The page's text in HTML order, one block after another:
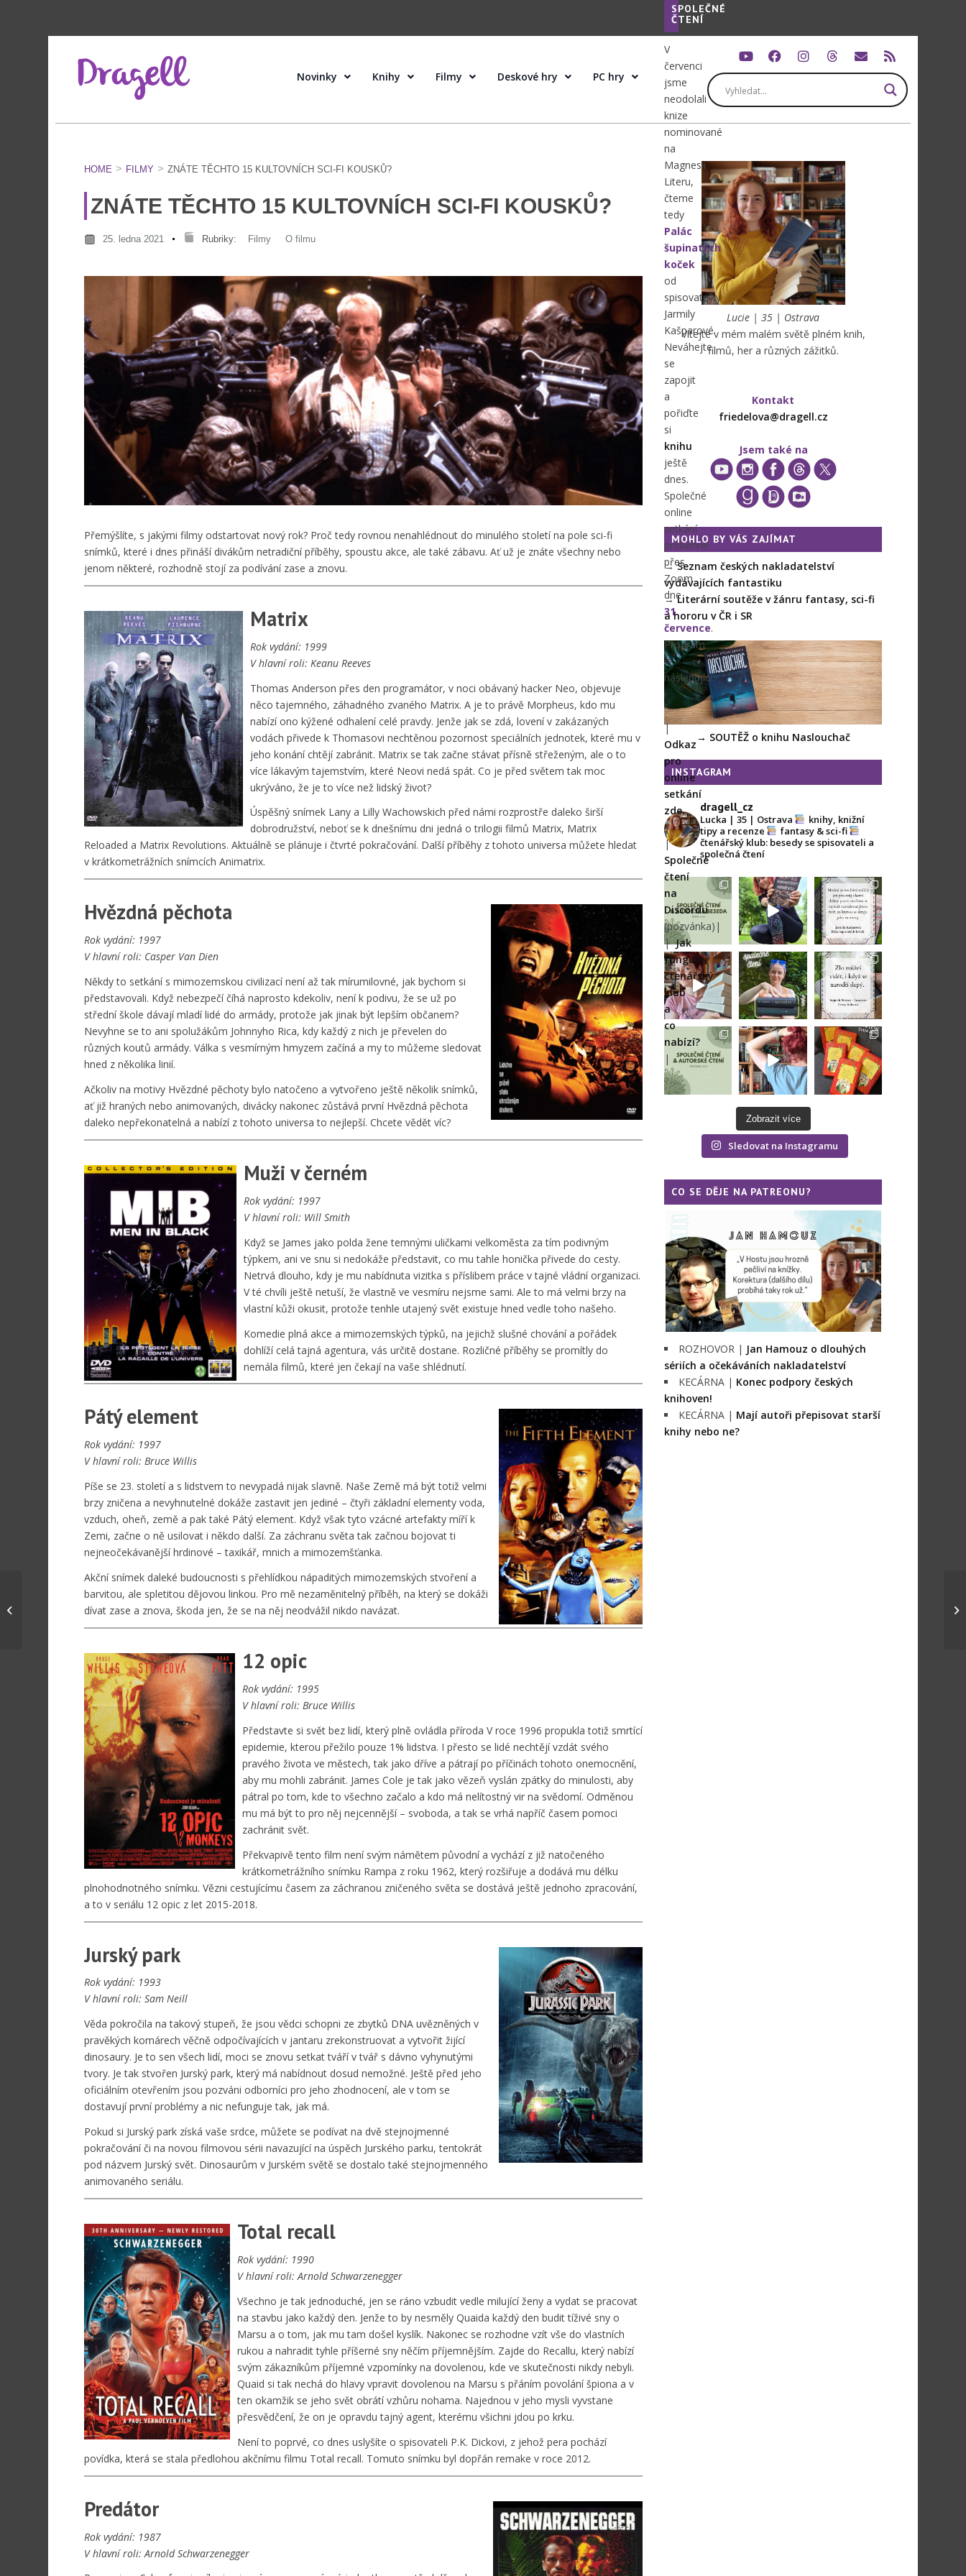
Novinky Knihy Filmy Deskové hry PC hry
HOME FILMY ZNÁTE TĚCHTO 15 KULTOVNÍCH SCI-FI KOUSKŮ?
ZNÁTE TĚCHTO 15 KULTOVNÍCH SCI-FI KOUSKŮ?
25. ledna 2021 Rubriky: Filmy O filmu
Přemýšlíte, s jakými filmy odstartovat nový rok? Proč tedy rovnou nenahlédnout do minulého století na pole sci-fi
snímků, které i dnes přináší divákům netradiční příběhy, spoustu akce, ale také zábavu. Ať už je znáte všechny nebo
jenom některé, rozhodně stojí za podívání zase a znovu.
Matrix
Rok vydání: 1999
V hlavní roli: Keanu Reeves
Thomas Anderson přes den programátor, v noci obávaný hacker Neo, objevuje
něco tajemného, záhadného zvaného Matrix. A je to právě Morpheus, kdo mu
nabízí ono kýžené odhalení celé pravdy. Jenže jak se zdá, lovení v zakázaných
vodách přivede k Thomasovi nechtěnou pozornost speciálních jednotek, které mu v
jeho konání chtějí zabránit. Matrix se tak začne stávat přísně střeženým, ale o to
více lákavým tajemstvím, které Neovi nedá spát. Co je před světem tak moc
ukrýváno, že je to více než lidský život?
Úspěšný snímek Lany a Lilly Wachowskich před námi rozprostře daleko širší
dobrodružství, neboť se k dnešnímu dni jedná o trilogii filmů Matrix, Matrix
Reloaded a Matrix Revolutions. Aktuálně se plánuje i čtvrté pokračování. Další příběhy z tohoto universa můžete hledat
v krátkometrážních snímcích Animatrix.
Hvězdná pěchota
Rok vydání: 1997
V hlavní roli: Casper Van Dien
Někdy to setkání s mimozemskou civilizací není až tak mírumilovné, jak bychom si
představovali. Když nebezpečí číhá naprosto kdekoliv, není k podivu, že se už po
střední škole dávají mladí lidé do armády, protože jak jinak být lepším občanem?
Nevyhne se to ani spolužákům Johnnyho Rica, kdy každý z nich je převelen do
různých koutů armády. Válka s vesmírným hmyzem začíná a my to můžeme sledovat
hned z několika linií.
Ačkoliv na motivy Hvězdné pěchoty bylo natočeno a vytvořeno ještě několik snímků,
ať již hraných nebo animovaných, divácky nakonec zůstává první Hvězdná pěchota
daleko nepřekonatelná a nabízí z tohoto universa to nejlepší. Chcete vědět víc?
Muži v černém
Rok vydání: 1997
V hlavní roli: Will Smith
Když se James jako polda žene temnými uličkami velkoměsta za tím podivným
týpkem, ani ve snu si nedokáže představit, co mu tahle honička přivede do cesty.
Netrvá dlouho, kdy je mu nabídnuta vizitka s příslibem práce v tajné vládní organizaci.
V té chvíli ještě netuší, že vlastně ve vesmíru nejsme sami. Ale to má velmi brzy na
vlastní kůži okusit, protože tenhle utajený svět existuje hned vedle toho našeho.
Komedie plná akce a mimozemských týpků, na jejichž slušné chování a pořádek
dohlíží celá tajná agentura, vás určitě dostane. Rozličné příběhy se promítly do
nemála filmů, které jen čekají na vaše shlédnutí.
Pátý element
Rok vydání: 1997
V hlavní roli: Bruce Willis
Píše se 23. století a s lidstvem to nevypadá nijak slavně. Naše Země má být totiž velmi
brzy zničena a nevyhnutelné dokáže zastavit jen jediné – čtyři základní elementy voda,
vzduch, oheň, země a pak také Pátý element. Když však tyto vzácné artefakty míří k
Zemi, začne o ně usilovat i někdo další. Za záchranu světa tak začnou bojovat ti
nejneočekávanější hrdinové – taxikář, mnich a mimozemšťanka.
Akční snímek daleké budoucnosti s přehlídkou nápaditých mimozemských stvoření a
barvitou, ale spletitou dějovou linkou. Pro mě nezaměnitelný příběh, na který se dokáži
dívat zase a znova, škoda jen, že se na něj neodvážil nikdo navázat.
12 opic
Rok vydání: 1995
V hlavní roli: Bruce Willis
Představte si svět bez lidí, který plně ovládla příroda V roce 1996 propukla totiž smrtící
epidemie, kterou přežilo pouze 1% lidstva. I přesto se lidé nechtějí vzdát svého
pravého života ve městech, tak jako dříve a pátrají po příčinách tohoto onemocnění,
aby mu mohli zabránit. James Cole je tak jako vězeň vyslán zpátky do minulosti, aby
pátral po tom, kde to všechno začalo a kdo má nelítostný vir na svědomí. Odměnou
mu má být to pro něj nejcennější – svoboda, a tak se vrhá napříč časem pomoci
zachránit svět.
Překvapivě tento film není svým námětem původní a vychází z již natočeného
krátkometrážního snímku Rampa z roku 1962, který rozšiřuje a dodává mu délku
plnohodnotného snímku. Vězni cestujícímu časem za záchranou zničeného světa se dostává ještě jednoho zpracování,
a to v seriálu 12 opic z let 2015-2018.
Jurský park
Rok vydání: 1993
V hlavní roli: Sam Neill
Věda pokročila na takový stupeň, že jsou vědci schopni ze zbytků DNA uvězněných v
pravěkých komárech věčně odpočívajících v jantaru zrekonstruovat a vytvořit žijící
dinosaury. Je to sen všech lidí, moci se znovu setkat tváří v tvář s dávno vyhynutými
tvory. Je tak stvořen Jurský park, který má nabídnout dosud nemožné. Ještě před jeho
oficiálním otevřením jsou pozváni odborníci pro jeho zhodnocení, ale v tom se
dostavují první problémy a nic nefunguje tak, jak má.
Pokud si Jurský park získá vaše srdce, můžete se podívat na dvě stejnojmenné
pokračování či na novou filmovou sérii navazující na úspěch Jurského parku, tentokrát
pod názvem Jurský svět. Dinosaurům v Jurském světě se dostalo také stejnojmenného
animovaného seriálu.
Total recall
Rok vydání: 1990
V hlavní roli: Arnold Schwarzenegger
Všechno je tak jednoduché, jen se ráno vzbudit vedle milující ženy a vydat se pracovat
na stavbu jako každý den. Jenže to by nesměly Quaida každý den budit tíživé sny o
Marsu a o tom, jak mu tam došel kyslík. Nakonec se rozhodne vzít vše do vlastních
rukou a nahradit tyhle příšerné sny něčím příjemnějším. Zajde do Recallu, který nabízí
svým zákazníkům příjemné vzpomínky na dovolenou, kde ve skutečnosti nikdy nebyli.
Quaid si tak nechá do hlavy vpravit dovolenou na Marsu s přáním povolání špiona a v
ten okamžik se jeho svět obrátí vzhůru nohama. Najednou v jeho mysli vyvstane
přesvědčení, že on je opravdu tajný agent, kterému všichni jdou po krku.
Není to poprvé, co dnes uslyšíte o spisovateli P.K. Dickovi, z jehož pera pochází
povídka, která se stala předlohou akčnímu filmu Total recall. Tomuto snímku byl dopřán remake v roce 2012.
Predátor
Rok vydání: 1987
V hlavní roli: Arnold Schwarzenegger
Lucie | 35 | Ostrava
Vítejte v mém malém světě plném knih,
filmů, her a různých zážitků.
Kontakt
friedelova@dragell.cz
Jsem také na
MOHLO BY VÁS ZAJÍMAT
→Seznam českých nakladatelství
vydávajících fantastiku
→Literární soutěže v žánru fantasy, sci-fi
a hororu v ČR i SR
→ SOUTĚŽ o knihu Naslouchač
INSTAGRAM
dragell_cz
Lucka | 35 | Ostrava
knihy, knižní
tipy a recenze
fantasy & sci-fi
čtenářský klub: besedy se spisovateli a
společná čtení
Zobrazit více
Sledovat na Instagramu
CO SE DĚJE NA PATREONU?
ROZHOVOR | Jan Hamouz o dlouhých
sériích a očekáváních nakladatelství
KECÁRNA | Konec podpory českých
knihoven!
KECÁRNA | Mají autoři přepisovat starší
knihy nebo ne?
SPOLEČNÉ
ČTENÍ
V
červenci
jsme
neodolali
knize
nominované
na
Magnesii
Literu,
čteme
tedy
Palác
šupinatých
koček
od
spisovatelky
Jarmily
Kašparové.
Neváhejte
se
zapojit
a
pořiďte
si
knihu
ještě
dnes.
Společné
online
setkání
proběhne
přes
Zoom
dne
31.
července.
Program
je
následující:
17:00
–
autorské
čtení
3
spisovatelů
18:00
–
debata
o
knize
Palác
šupinatých
koček
(včetně
spoilerů)
|
Odkaz
pro
online
setkání
zde
|
|
Společné
čtení
na
Discordu
(pozvánka)|
|Jak
funguje
čtenářský
klub
a
co
nabízí?
|
František Kotleta –
Legie: Operace
Thümmel | Budeme